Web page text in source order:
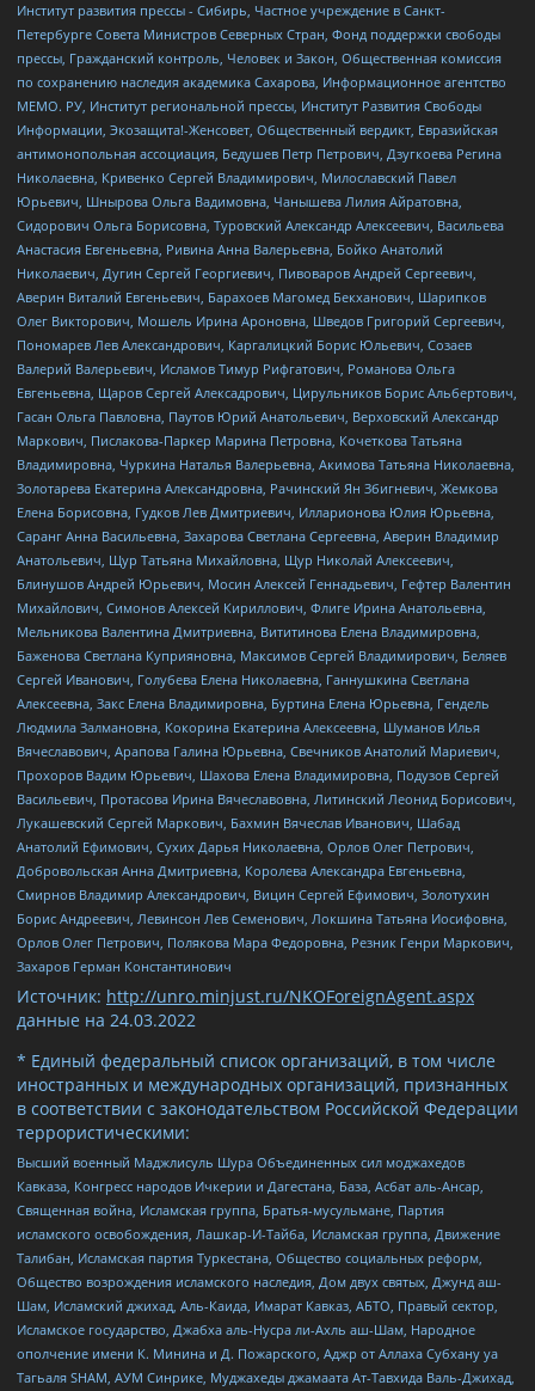
Институт развития прессы - Сибирь, Частное учреждение в Санкт-
Петербурге Совета Министров Северных Стран, Фонд поддержки свободы
прессы, Гражданский контроль, Человек и Закон, Общественная комиссия
по сохранению наследия академика Сахарова, Информационное агентство
МЕМО. РУ, Институт региональной прессы, Институт Развития Свободы
Информации, Экозащита!-Женсовет, Общественный вердикт, Евразийская
антимонопольная ассоциация, Бедушев Петр Петрович, Дзугкоева Регина
Николаевна, Кривенко Сергей Владимирович, Милославский Павел
Юрьевич, Шнырова Ольга Вадимовна, Чанышева Лилия Айратовна,
Сидорович Ольга Борисовна, Туровский Александр Алексеевич, Васильева
Анастасия Евгеньевна, Ривина Анна Валерьевна, Бойко Анатолий
Николаевич, Дугин Сергей Георгиевич, Пивоваров Андрей Сергеевич,
Аверин Виталий Евгеньевич, Барахоев Магомед Бекханович, Шарипков
Олег Викторович, Мошель Ирина Ароновна, Шведов Григорий Сергеевич,
Пономарев Лев Александрович, Каргалицкий Борис Юльевич, Созаев
Валерий Валерьевич, Исламов Тимур Рифгатович, Романова Ольга
Евгеньевна, Щаров Сергей Алексадрович, Цирульников Борис Альбертович,
Гасан Ольга Павловна, Паутов Юрий Анатольевич, Верховский Александр
Маркович, Пислакова-Паркер Марина Петровна, Кочеткова Татьяна
Владимировна, Чуркина Наталья Валерьевна, Акимова Татьяна Николаевна,
Золотарева Екатерина Александровна, Рачинский Ян Збигневич, Жемкова
Елена Борисовна, Гудков Лев Дмитриевич, Илларионова Юлия Юрьевна,
Саранг Анна Васильевна, Захарова Светлана Сергеевна, Аверин Владимир
Анатольевич, Щур Татьяна Михайловна, Щур Николай Алексеевич,
Блинушов Андрей Юрьевич, Мосин Алексей Геннадьевич, Гефтер Валентин
Михайлович, Симонов Алексей Кириллович, Флиге Ирина Анатольевна,
Мельникова Валентина Дмитриевна, Вититинова Елена Владимировна,
Баженова Светлана Куприяновна, Максимов Сергей Владимирович, Беляев
Сергей Иванович, Голубева Елена Николаевна, Ганнушкина Светлана
Алексеевна, Закс Елена Владимировна, Буртина Елена Юрьевна, Гендель
Людмила Залмановна, Кокорина Екатерина Алексеевна, Шуманов Илья
Вячеславович, Арапова Галина Юрьевна, Свечников Анатолий Мариевич,
Прохоров Вадим Юрьевич, Шахова Елена Владимировна, Подузов Сергей
Васильевич, Протасова Ирина Вячеславовна, Литинский Леонид Борисович,
Лукашевский Сергей Маркович, Бахмин Вячеслав Иванович, Шабад
Анатолий Ефимович, Сухих Дарья Николаевна, Орлов Олег Петрович,
Добровольская Анна Дмитриевна, Королева Александра Евгеньевна,
Смирнов Владимир Александрович, Вицин Сергей Ефимович, Золотухин
Борис Андреевич, Левинсон Лев Семенович, Локшина Татьяна Иосифовна,
Орлов Олег Петрович, Полякова Мара Федоровна, Резник Генри Маркович,
Захаров Герман Константинович
Источник: http://unro.minjust.ru/NKOForeignAgent.aspx
данные на 24.03.2022
* Единый федеральный список организаций, в том числе
иностранных и международных организаций, признанных
в соответствии с законодательством Российской Федерации
террористическими:
Высший военный Маджлисуль Шура Объединенных сил моджахедов
Кавказа, Конгресс народов Ичкерии и Дагестана, База, Асбат аль-Ансар,
Священная война, Исламская группа, Братья-мусульмане, Партия
исламского освобождения, Лашкар-И-Тайба, Исламская группа, Движение
Талибан, Исламская партия Туркестана, Общество социальных реформ,
Общество возрождения исламского наследия, Дом двух святых, Джунд аш-
Шам, Исламский джихад, Аль-Каида, Имарат Кавказ, АБТО, Правый сектор,
Исламское государство, Джабха аль-Нусра ли-Ахль аш-Шам, Народное
ополчение имени К. Минина и Д. Пожарского, Аджр от Аллаха Субхану уа
Тагьаля SHAM, АУМ Синрике, Муджахеды джамаата Ат-Тавхида Валь-Джихад,